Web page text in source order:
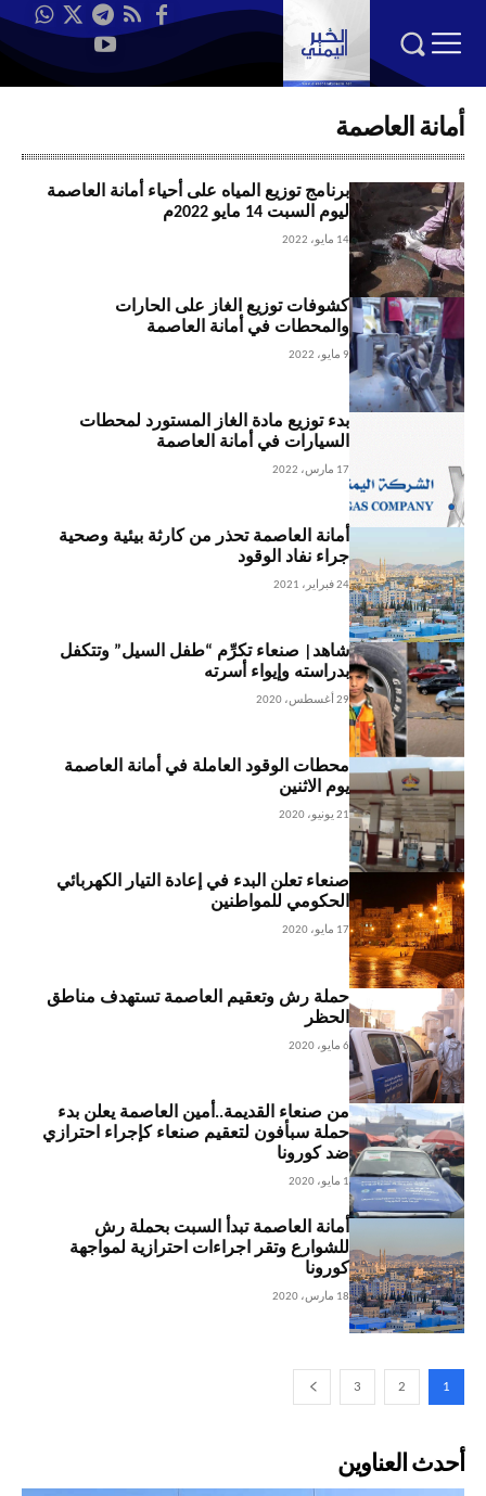
أمانة العاصمة
برنامج توزيع المياه على أحياء أمانة العاصمة
ليوم السبت 14 مايو 2022م
14 مايو، 2022
كشوفات توزيع الغاز على الحارات
والمحطات في أمانة العاصمة
9 مايو، 2022
بدء توزيع مادة الغاز المستورد لمحطات
السيارات في أمانة العاصمة
17 مارس، 2022
أمانة العاصمة تحذر من كارثة بيئية وصحية
جراء نفاد الوقود
24 فبراير، 2021
شاهد| صنعاء تكرِّم “طفل السيل” وتتكفل
بدراسته وإيواء أسرته
29 أغسطس، 2020
محطات الوقود العاملة في أمانة العاصمة
يوم الاثنين
21 يونيو، 2020
صنعاء تعلن البدء في إعادة التيار الكهربائي
الحكومي للمواطنين
17 مايو، 2020
حملة رش وتعقيم العاصمة تستهدف مناطق
الحظر
6 مايو، 2020
من صنعاء القديمة..أمين العاصمة يعلن بدء
حملة سبأفون لتعقيم صنعاء كإجراء احترازي
ضد كورونا
1 مايو، 2020
أمانة العاصمة تبدأ السبت بحملة رش
للشوارع وتقر اجراءات احترازية لمواجهة
كورونا
18 مارس، 2020
1
2
3
أحدث العناوين